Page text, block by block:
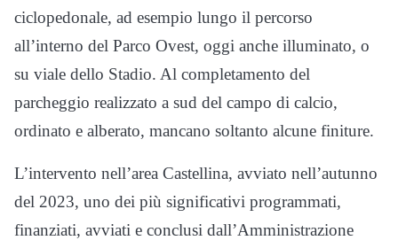
ciclopedonale, ad esempio lungo il percorso
all’interno del Parco Ovest, oggi anche illuminato, o
su viale dello Stadio. Al completamento del
parcheggio realizzato a sud del campo di calcio,
ordinato e alberato, mancano soltanto alcune finiture.
L’intervento nell’area Castellina, avviato nell’autunno
del 2023, uno dei più significativi programmati,
finanziati, avviati e conclusi dall’Amministrazione